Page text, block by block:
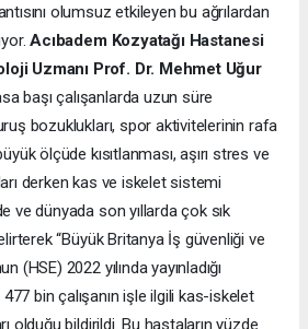
olumsuz etkileyen bu ağrılardan
Acıbadem Kozyatağı Hastanesi
Uzmanı Prof. Dr. Mehmet Uğur
başı çalışanlarda uzun süre
bozuklukları, spor aktivitelerinin rafa
ölçüde kısıtlanması, aşırı stres ve
derken kas ve iskelet sistemi
ve dünyada son yıllarda çok sık
“Büyük Britanya İş güvenliği ve
(HSE) 2022 yılında yayınladığı
bin çalışanın işle ilgili kas-iskelet
olduğu bildirildi. Bu hastaların yüzde